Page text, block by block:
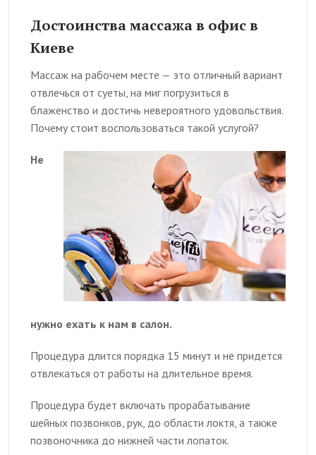
Достоинства массажа в офис в
Киеве
Массаж на рабочем месте — это отличный вариант
отвлечься от суеты, на миг погрузиться в
блаженство и достичь невероятного удовольствия.
Почему стоит воспользоваться такой услугой?
Не
нужно ехать к нам в салон.
Процедура длится порядка 15 минут и не придется
отвлекаться от работы на длительное время.
Процедура будет включать прорабатывание
шейных позвонков, рук, до области локтя, а также
позвоночника до нижней части лопаток.